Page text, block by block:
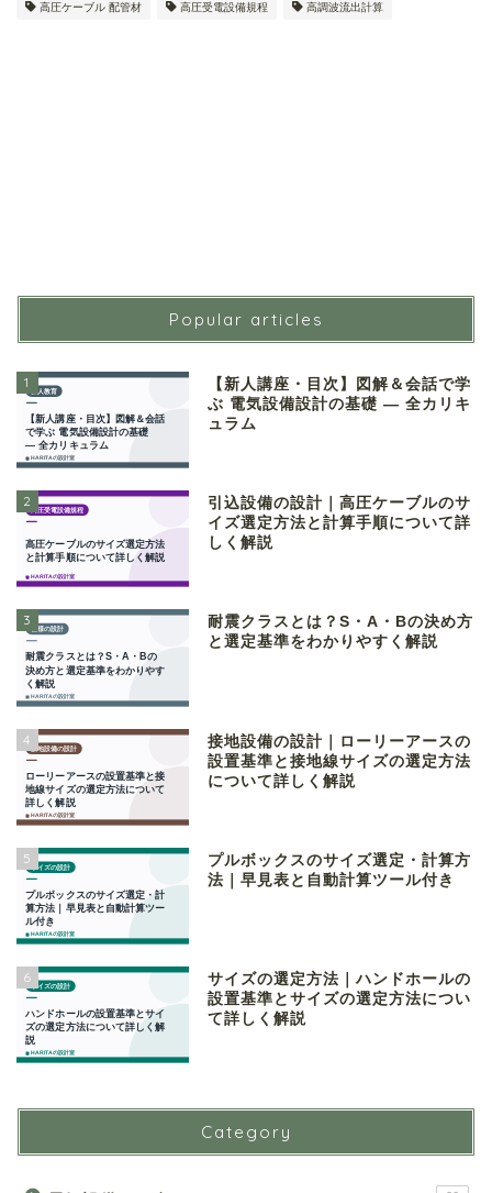
高圧ケーブル 配管材 高圧受電設備規程 高調波流出計算
Popular articles
1
【新人講座・目次】図解＆会話で学
ぶ 電気設備設計の基礎 ― 全カリキ
ュラム
2
引込設備の設計｜高圧ケーブルのサ
イズ選定方法と計算手順について詳
しく解説
3
耐震クラスとは？S・A・Bの決め方
と選定基準をわかりやすく解説
4
接地設備の設計｜ローリーアースの
設置基準と接地線サイズの選定方法
について詳しく解説
5
プルボックスのサイズ選定・計算方
法｜早見表と自動計算ツール付き
6
サイズの選定方法｜ハンドホールの
設置基準とサイズの選定方法につい
て詳しく解説
Category